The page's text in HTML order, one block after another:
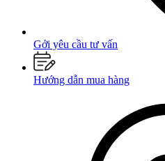
Gởi yêu cầu tư vấn
Hướng dẫn mua hàng